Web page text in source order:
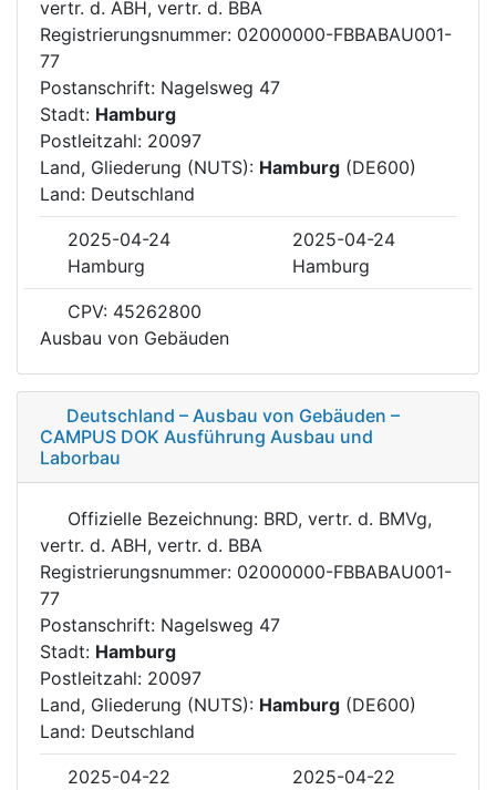
vertr. d. ABH, vertr. d. BBA
Registrierungsnummer: 02000000-FBBABAU001-
77
Postanschrift: Nagelsweg 47
Stadt: Hamburg
Postleitzahl: 20097
Land, Gliederung (NUTS): Hamburg (DE600)
Land: Deutschland
2025-04-24
2025-04-24
Hamburg
Hamburg
CPV: 45262800
Ausbau von Gebäuden
Deutschland – Ausbau von Gebäuden –
CAMPUS DOK Ausführung Ausbau und
Laborbau
Offizielle Bezeichnung: BRD, vertr. d. BMVg,
vertr. d. ABH, vertr. d. BBA
Registrierungsnummer: 02000000-FBBABAU001-
77
Postanschrift: Nagelsweg 47
Stadt: Hamburg
Postleitzahl: 20097
Land, Gliederung (NUTS): Hamburg (DE600)
Land: Deutschland
2025-04-22
2025-04-22